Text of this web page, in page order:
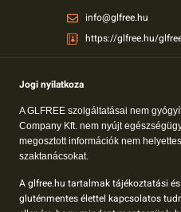
info@glfree.hu
https://glfree.hu/
Jogi nyilatkoza
A GLFREE szolgáltatásai nem
Company Kft. nem nyújt
megosztott információk nem
szaktanácsokat.
A glfree.hu tartalmak tájékoztatási
gluténmentes élettel kapcsolatos